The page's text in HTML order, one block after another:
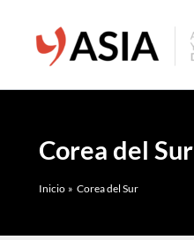
contenido
Corea del Sur
Inicio Corea del Sur